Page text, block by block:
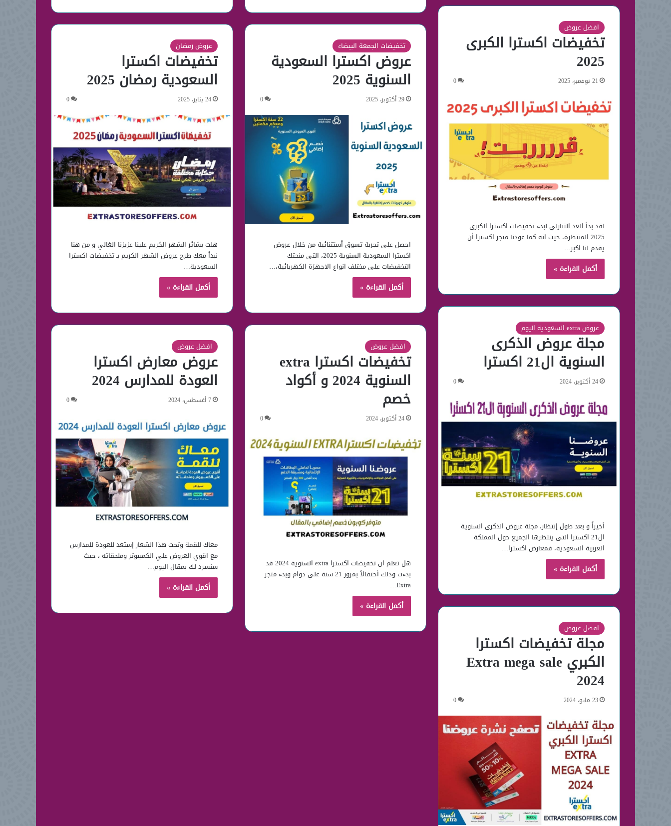
افضل عروض
تخفيضات اكسترا الكبرى
2025
21 نوفمبر، 2025 0
لقد بدأ العد التنازلي لبدء تخفيضات اكسترا الكبرى
2025 المنتظرة، حيث انه كما عودنا متجر اكسترا أن
يقدم لنا اكبر…
أكمل القراءة »
تخفيضات الجمعة البيضاء
عروض اكسترا السعودية
السنوية 2025
29 أكتوبر، 2025 0
احصل على تجربة تسوق أستثنائية من خلال عروض
اكسترا السعودية السنوية 2025، التى منحتك
التخفيضات على مختلف انواع الاجهزة الكهربائية،…
أكمل القراءة »
عروض رمضان
تخفيضات اكسترا
السعودية رمضان 2025
24 يناير، 2025 0
هلت بشائر الشهر الكريم علينا عزيزنا الغالي و من هنا
نبدأ معك طرح عروض الشهر الكريم بـ تخفيضات اكسترا
السعودية…
أكمل القراءة »
عروض extra السعودية اليوم
مجلة عروض الذكرى
السنوية ال21 اكسترا
24 أكتوبر، 2024 0
أخيراً و بعد طول إنتظار، مجلة عروض الذكرى السنوية
ال21 اكسترا التى ينتظرها الجميع حول المملكة
العربية السعودية، فمعارض اكسترا…
أكمل القراءة »
افضل عروض
تخفيضات اكسترا extra
السنوية 2024 و أكواد
خصم
24 أكتوبر، 2024 0
هل تعلم ان تخفيضات اكسترا extra السنوية 2024 قد
بدءت وذلك أحتفالاً بمرور 21 سنة علي دوام وبدء متجر
Extra…
أكمل القراءة »
افضل عروض
عروض معارض اكسترا
العودة للمدارس 2024
7 أغسطس، 2024 0
معاك للقمة وتحت هذا الشعار إستعد للعودة للمدارس
مع اقوي العروض علي الكمبيوتر وملحقاته ، حيث
سنسرد لك بمقال اليوم…
أكمل القراءة »
افضل عروض
مجلة تخفيضات اكسترا
الكبري Extra mega sale
2024
23 مايو، 2024 0